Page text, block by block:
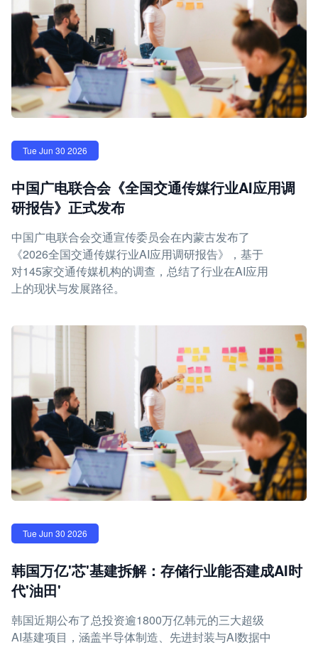
Tue Jun 30 2026
中国广电联合会《全国交通传媒行业AI应用调
研报告》正式发布
中国广电联合会交通宣传委员会在内蒙古发布了
《2026全国交通传媒行业AI应用调研报告》，基于
对145家交通传媒机构的调查，总结了行业在AI应用
上的现状与发展路径。
Tue Jun 30 2026
韩国万亿'芯'基建拆解：存储行业能否建成AI时
代'油田'
韩国近期公布了总投资逾1800万亿韩元的三大超级
AI基建项目，涵盖半导体制造、先进封装与AI数据中